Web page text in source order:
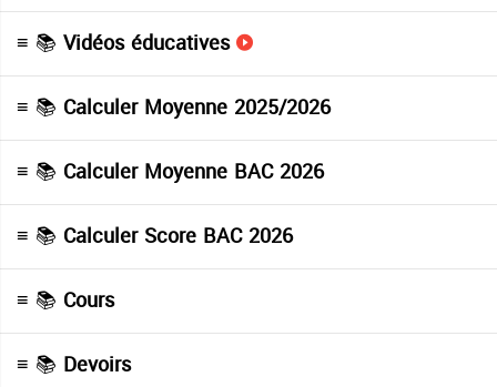
≡ 📚 Vidéos éducatives
≡ 📚 Calculer Moyenne 2025/2026
≡ 📚 Calculer Moyenne BAC 2026
≡ 📚 Calculer Score BAC 2026
≡ 📚 Cours
≡ 📚 Devoirs